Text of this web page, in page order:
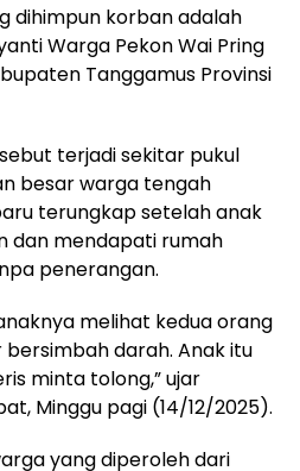
dihimpun korban adalah
Warga Pekon Wai Pring
Tanggamus Provinsi
terjadi sekitar pukul
besar warga tengah
terungkap setelah anak
dan mendapati rumah
penerangan.
melihat kedua orang
darah. Anak itu
minta tolong,” ujar
Minggu pagi (14/12/2025).
yang diperoleh dari